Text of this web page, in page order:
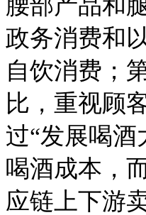
政务消费和
自饮消费；
比，重视顾
过“发展喝
喝酒成本，
应链上下游